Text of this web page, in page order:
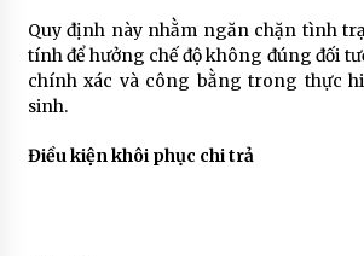
Quy định này nhằm ngăn chặn tình
tính để hưởng chế độ không đúng đối
chính xác và công bằng trong thực
sinh.
Điều kiện khôi phục chi trả